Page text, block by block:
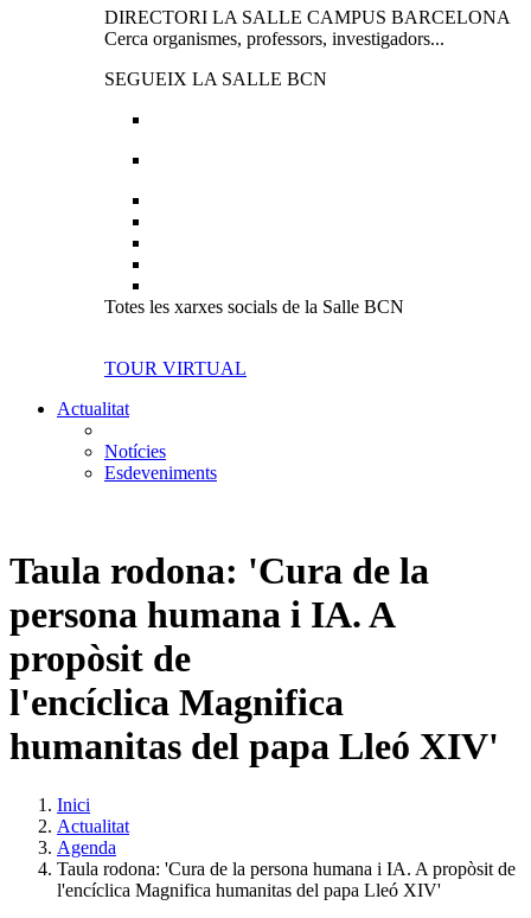
DIRECTORI LA SALLE CAMPUS BARCELONA
Cerca organismes, professors, investigadors...
SEGUEIX LA SALLE BCN
Totes les xarxes socials de la Salle BCN
TOUR VIRTUAL
Actualitat
Notícies
Esdeveniments
Taula rodona: 'Cura de la
persona humana i IA. A
propòsit de
l'encíclica Magnifica
humanitas del papa Lleó XIV'
Inici
Actualitat
Agenda
Taula rodona: 'Cura de la persona humana i IA. A propòsit de
l'encíclica Magnifica humanitas del papa Lleó XIV'